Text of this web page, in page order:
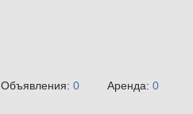
Объявления: 0 Аренда: 0